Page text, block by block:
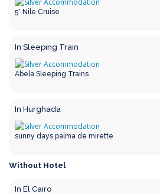
5* Nile Cruise
In Sleeping Train
Abela Sleeping Trains
In Hurghada
sunny days palma de mirette
Without Hotel
In El Cairo